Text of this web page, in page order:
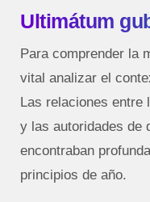
Ultimátum
Para comprender la
vital analizar el
Las relaciones entre
y las autoridades de
encontraban
principios de año.